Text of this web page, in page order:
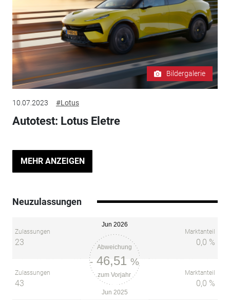
Bildergalerie
10.07.2023 #Lotus
Autotest: Lotus Eletre
MEHR ANZEIGEN
Neuzulassungen
Zulassungen
23 Abweichung
-46,51%
zum Vorjahr
Jun 2026
Marktanteil
0,0 %
Zulassungen
43
Jun 2025
Marktanteil
0,0 %